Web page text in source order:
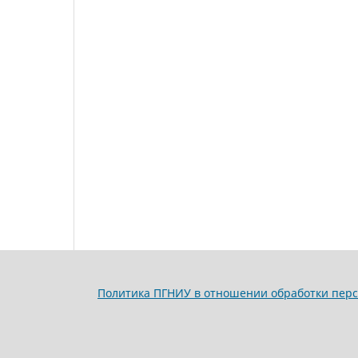
Политика ПГНИУ в отношении обработки